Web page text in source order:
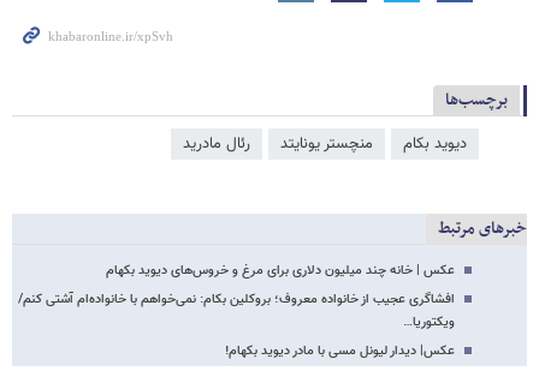
برچسب‌ها
دیوید بکام منچستر یونایتد رئال مادرید
خبرهای مرتبط
عکس | خانه چند میلیون دلاری برای مرغ و خروس‌های دیوید بکهام
افشاگری عجیب از خانواده معروف؛ بروکلین بکام: نمی‌خواهم با خانواده‌ام آشتی کنم/
ویکتوریا…
عکس| دیدار لیونل مسی با مادر دیوید بکهام!